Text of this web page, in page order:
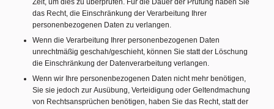
Zeit, um dies zu überprüfen. Für die Dauer der Prüfung haben Sie
das Recht, die Einschränkung der Verarbeitung Ihrer
personenbezogenen Daten zu verlangen.
Wenn die Verarbeitung Ihrer personenbezogenen Daten
unrechtmäßig geschah/geschieht, können Sie statt der Löschung
die Einschränkung der Datenverarbeitung verlangen.
Wenn wir Ihre personenbezogenen Daten nicht mehr benötigen,
Sie sie jedoch zur Ausübung, Verteidigung oder Geltendmachung
von Rechtsansprüchen benötigen, haben Sie das Recht, statt der